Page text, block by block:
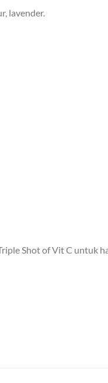
lavender.
Shot of Vit C untuk